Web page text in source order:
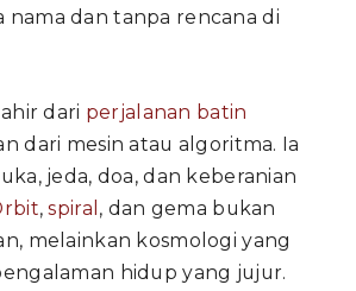
nama dan tanpa rencana di
dari perjalanan batin
dari mesin atau algoritma. Ia
jeda, doa, dan keberanian
,spiral , dan gema bukan
melainkan kosmologi yang
hidup yang jujur.